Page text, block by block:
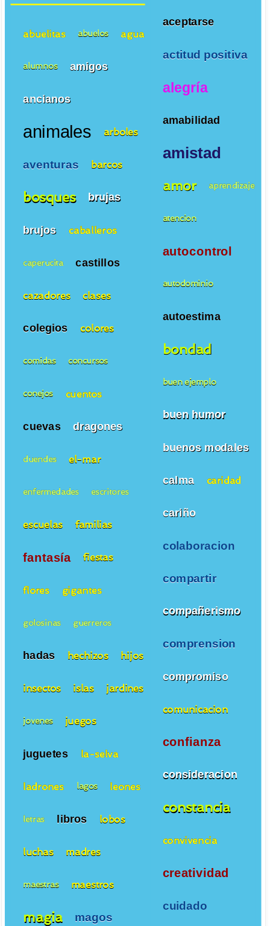
aceptarse
actitud positiva
alegría
amabilidad
amistad
amor aprendizaje
atencion
autocontrol
autodominio
autoestima
bondad
buen ejemplo
buen humor
buenos modales
calma caridad
cariño
colaboracion
compartir
compañerismo
comprension
compromiso
comunicacion
confianza
consideracion
constancia
convivencia
creatividad
cuidado
abuelitas abuelos agua
alumnos amigos
ancianos
animales arboles
aventuras barcos
bosques brujas
brujos caballeros
caperucita castillos
cazadores clases
colegios colores
comidas concursos
conejos cuentos
cuevas dragones
duendes el-mar
enfermedades escritores
escuelas familias
fantasía fiestas
flores gigantes
golosinas guerreros
hadas hechizos hijos
insectos islas jardines
jovenes juegos
juguetes la-selva
ladrones lagos leones
letras libros lobos
luchas madres
maestras maestros
magia magos